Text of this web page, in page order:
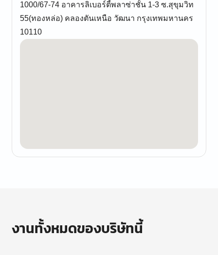
1000/67-74 อาคารลิเบอร์ตี้พลาซ่าชั้น 1-3 ซ.สุขุมวิท
55(ทองหล่อ) คลองตันเหนือ วัฒนา กรุงเทพมหานคร
10110
งานทั้งหมดของบริษัทนี้